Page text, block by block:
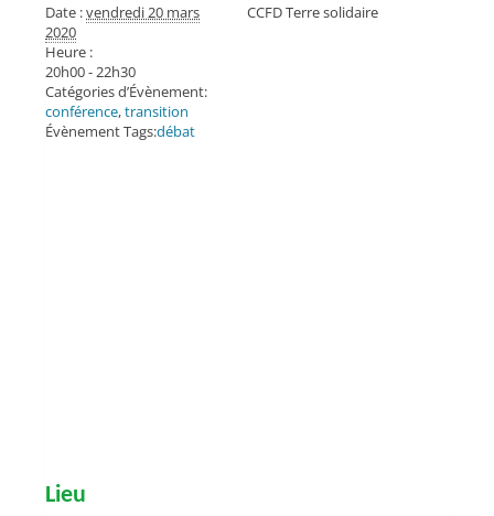
Date :vendredi 20 mars
2020
Heure :
20h00 - 22h30
Catégories d’Évènement:
conférence,transition
Évènement Tags:débat
CCFD Terre solidaire
Lieu